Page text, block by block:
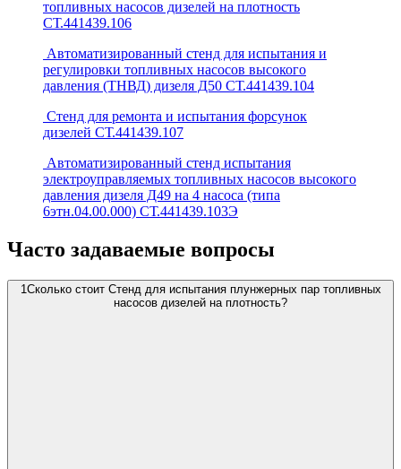
топливных насосов дизелей на плотность
СТ.441439.106
Автоматизированный стенд для испытания и
регулировки топливных насосов высокого
давления (ТНВД) дизеля Д50 СТ.441439.104
Стенд для ремонта и испытания форсунок
дизелей СТ.441439.107
Автоматизированный стенд испытания
электроуправляемых топливных насосов высокого
давления дизеля Д49 на 4 насоса (типа
6этн.04.00.000) СТ.441439.103Э
Часто задаваемые вопросы
1Сколько стоит Стенд для испытания плунжерных пар топливных
насосов дизелей на плотность?